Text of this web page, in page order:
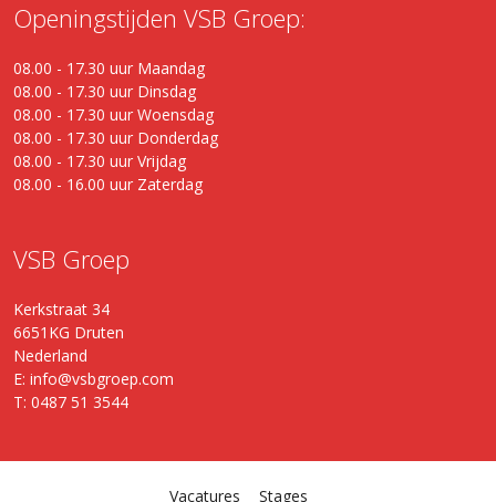
Openingstijden VSB Groep:
08.00 - 17.30 uur Maandag
08.00 - 17.30 uur Dinsdag
08.00 - 17.30 uur Woensdag
08.00 - 17.30 uur Donderdag
08.00 - 17.30 uur Vrijdag
08.00 - 16.00 uur Zaterdag
VSB Groep
Kerkstraat 34
6651KG Druten
Nederland
E: info@vsbgroep.com
T: 0487 51 3544
Vacatures Stages